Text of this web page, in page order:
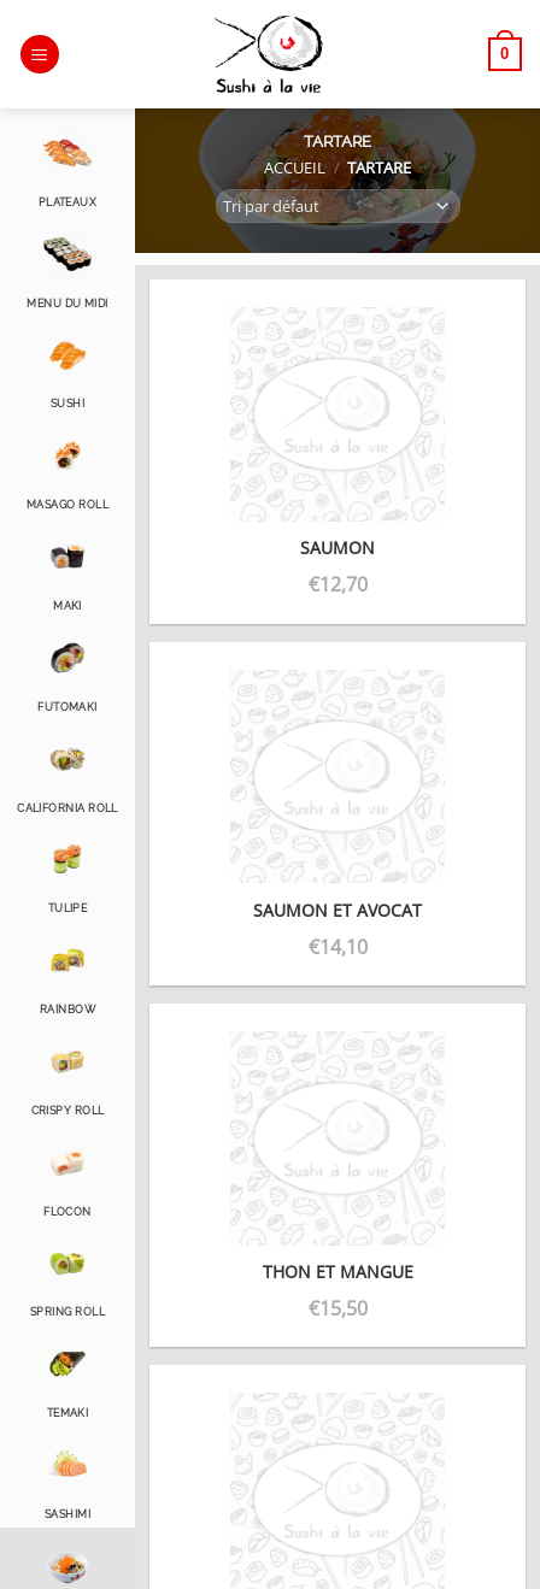
au
contenu
0
TARTARE
ACCUEIL / TARTARE
PLATEAUX
MENU DU MIDI
SUSHI
MASAGO ROLL
MAKI
FUTOMAKI
CALIFORNIA ROLL
TULIPE
RAINBOW
CRISPY ROLL
FLOCON
SPRING ROLL
TEMAKI
SASHIMI
SAUMON
€12,70
SAUMON ET AVOCAT
€14,10
THON ET MANGUE
€15,50